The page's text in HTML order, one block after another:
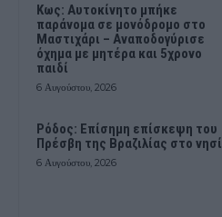
Kως: Αυτοκίνητο μπήκε
παράνομα σε μονόδρομο στο
Μαστιχάρι – Αναποδογύρισε
όχημα με μητέρα και 5χρονο
παιδί
6 Αυγούστου, 2026
Ρόδος: Επίσημη επίσκεψη του
Πρέσβη της Βραζιλίας στο νησί
6 Αυγούστου, 2026